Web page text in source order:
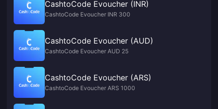
CashtoCode Evoucher (INR)
CashtoCode Evoucher INR 300
CashtoCode Evoucher (AUD)
CashtoCode Evoucher AUD 25
CashtoCode Evoucher (ARS)
CashtoCode Evoucher ARS 1000